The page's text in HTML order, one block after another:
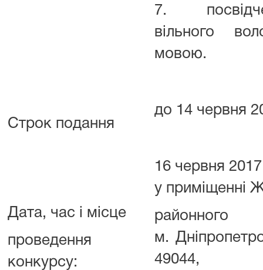
7.
вільного
мовою.
Строк подання
до 14 червня
Дата, час і місце
проведення
конкурсу:
16 червня
у приміщенні
м.
49044,